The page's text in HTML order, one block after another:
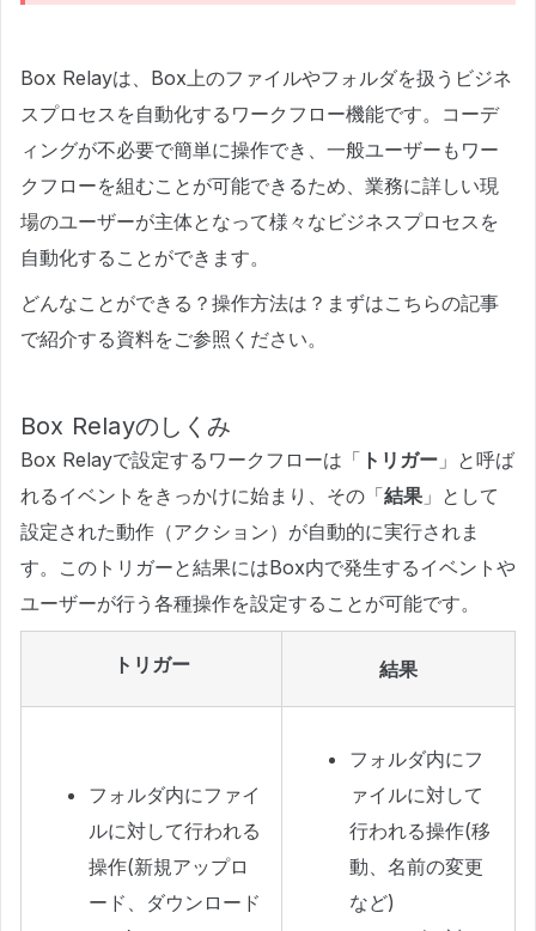
Box Relayは、Box上のファイルやフォルダを扱うビジネ
スプロセスを自動化するワークフロー機能です。コーデ
ィングが不必要で簡単に操作でき、一般ユーザーもワー
クフローを組むことが可能できるため、業務に詳しい現
場のユーザーが主体となって様々なビジネスプロセスを
自動化することができます。
どんなことができる？操作方法は？まずはこちらの記事
で紹介する資料をご参照ください。
Box Relayのしくみ
Box Relayで設定するワークフローは「 トリガー 」と呼ば
れるイベントをきっかけに始まり、その「結果 」として
設定された動作（アクション）が自動的に実行されま
す。このトリガーと結果にはBox内で発生するイベントや
ユーザーが行う各種操作を設定することが可能です。
トリガー 結果
フォルダ内にファイ
ルに対して行われる
操作(新規アップロ
ード、ダウンロード
フォルダ内にフ
ァイルに対して
行われる操作(移
動、名前の変更
など)